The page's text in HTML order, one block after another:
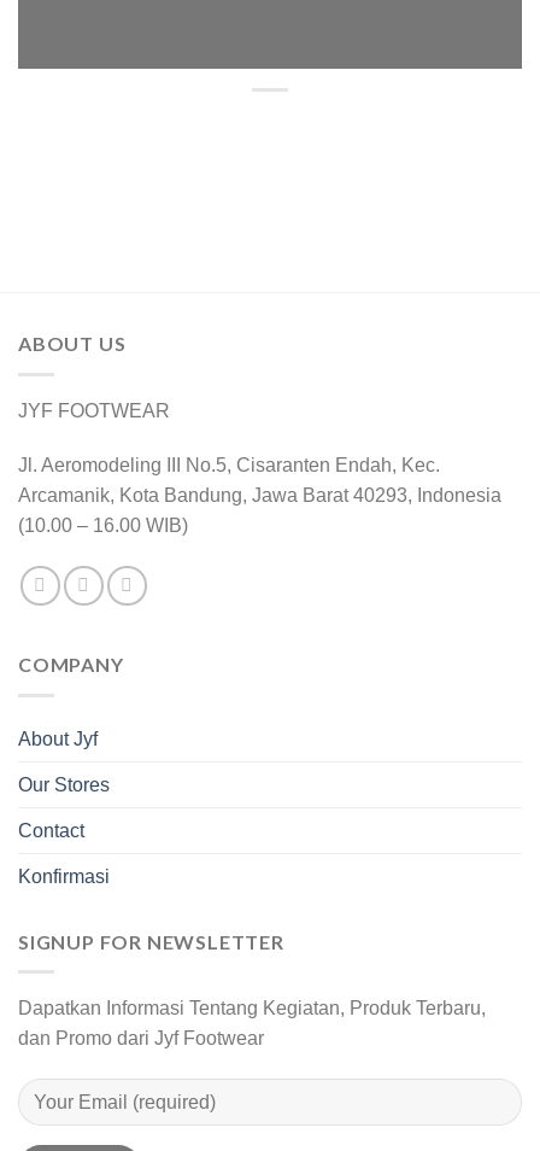
ABOUT US
JYF FOOTWEAR
Jl. Aeromodeling III No.5, Cisaranten Endah, Kec.
Arcamanik, Kota Bandung, Jawa Barat 40293, Indonesia
(10.00 – 16.00 WIB)
COMPANY
About Jyf
Our Stores
Contact
Konfirmasi
SIGNUP FOR NEWSLETTER
Dapatkan Informasi Tentang Kegiatan, Produk Terbaru,
dan Promo dari Jyf Footwear